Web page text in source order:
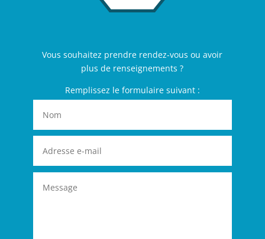
Vous souhaitez prendre rendez-vous ou avoir
plus de renseignements ?
Remplissez le formulaire suivant :